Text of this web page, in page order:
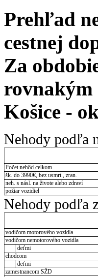
Prehľad
cestnej
Za
rovnakým
Košice -
Nehody podľa
Počet nehôd celkom
šk. do 3990€, bez usmrt., zran.
neh. s násl. na živote alebo zdraví
požiar vozidiel
Nehody podľa
vodičom motorového vozidla
vodičom nemotorového vozidla
deťmi
chodcom
deťmi
zamestnancom SŽD